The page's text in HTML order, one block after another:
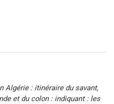
Algérie : itinéraire du savant,
et du colon : indiquant : les